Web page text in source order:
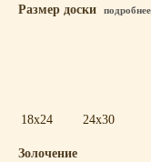
Размер доски
18x24 24x30
Золочение